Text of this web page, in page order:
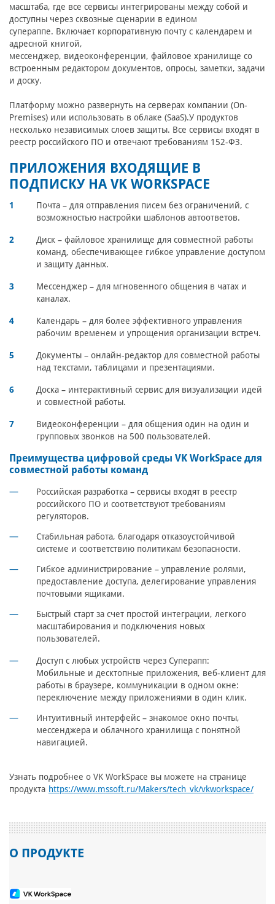
масштаба, где все сервисы интегрированы между собой и
доступны через сквозные сценарии в едином
супераппе. Включает корпоративную почту с календарем и
адресной книгой,
мессенджер, видеоконференции, файловое хранилище со
встроенным редактором документов, опросы, заметки, задачи
и доску.
Платформу можно развернуть на серверах компании (On-
Premises) или использовать в облаке (SaaS).У продуктов
несколько независимых слоев защиты. Все сервисы входят в
реестр российского ПО и отвечают требованиям 152-ФЗ.
ПРИЛОЖЕНИЯ ВХОДЯЩИЕ В
ПОДПИСКУ НА VK WORKSPACE
Почта – для отправления писем без ограничений, с
возможностью настройки шаблонов автоответов.
Диск – файловое хранилище для совместной работы
команд, обеспечивающее гибкое управление доступом
и защиту данных.
Мессенджер – для мгновенного общения в чатах и
каналах.
Календарь – для более эффективного управления
рабочим временем и упрощения организации встреч.
Документы – онлайн-редактор для совместной работы
над текстами, таблицами и презентациями.
Доска – интерактивный сервис для визуализации идей
и совместной работы.
Видеоконференции – для общения один на один и
групповых звонков на 500 пользователей.
Преимущества цифровой среды VK WorkSpace для
совместной работы команд
Российская разработка – сервисы входят в реестр
российского ПО и соответствуют требованиям
регуляторов.
Стабильная работа, благодаря отказоустойчивой
системе и соответствию политикам безопасности.
Гибкое администрирование – управление ролями,
предоставление доступа, делегирование управления
почтовыми ящиками.
Быстрый старт за счет простой интеграции, легкого
масштабирования и подключения новых
пользователей.
Доступ с любых устройств через Суперапп:
Мобильные и десктопные приложения, веб-клиент для
работы в браузере, коммуникации в одном окне:
переключение между приложениями в один клик.
Интуитивный интерфейс – знакомое окно почты,
мессенджера и облачного хранилища с понятной
навигацией.
Узнать подробнее о VK WorkSpace вы можете на странице
продукта https://www.mssoft.ru/Makers/tech_vk/vkworkspace/
О ПРОДУКТЕ